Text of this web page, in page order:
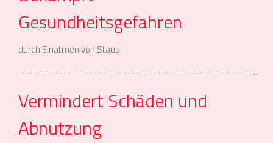
Gesundheitsgefahren
durch Einatmen von Staub
Vermindert Schäden und
Abnutzung